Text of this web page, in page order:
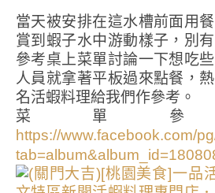
當天被安排在這水槽前面用
賞到蝦子水中游動樣子，別
參考桌上菜單討論一下想吃
人員就拿著平板過來點餐，
名活蝦料理給我們作參考。
菜單參
https://www.facebook.com/